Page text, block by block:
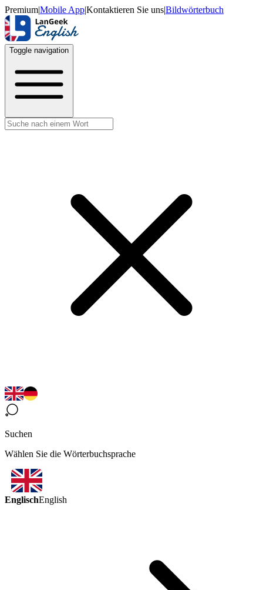
Premium|Mobile App|Kontaktieren Sie uns|Bildwörterbuch
Toggle navigation
Suchen
Wählen Sie die Wörterbuchsprache
EnglischEnglish